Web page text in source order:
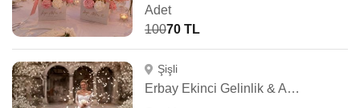
Adet
10070 TL
Şişli
Erbay Ekinci Gelinlik & Abiye